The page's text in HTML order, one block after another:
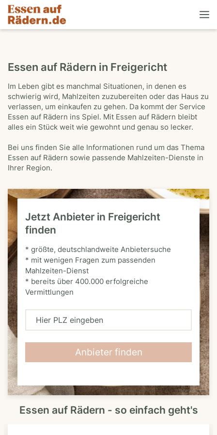
Essen auf Rädern in Freigericht
Im Leben gibt es manchmal Situationen, in denen es
schwierig wird, Mahlzeiten zuzubereiten oder das Haus zu
verlassen, um einkaufen zu gehen. Da kommt der Service
Essen auf Rädern ins Spiel. Mit Essen auf Rädern bleibt
alles ein Stück weit wie gewohnt und genau so lecker.
Bei uns finden Sie alle Informationen rund um das Thema
Essen auf Rädern sowie passende Mahlzeiten-Dienste in
Ihrer Region.
Jetzt Anbieter in Freigericht
finden
* größte, deutschlandweite Anbietersuche
* mit wenigen Fragen zum passenden
Mahlzeiten-Dienst
* bereits über 400.000 erfolgreiche
Vermittlungen
H
L
Z
Anbieter finden
Essen auf Rädern - so einfach geht's